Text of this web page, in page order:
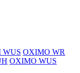
WUS OXIMO WR
OXIMO WUS